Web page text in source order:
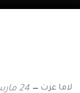
لاما عزت 24 مارس 2016